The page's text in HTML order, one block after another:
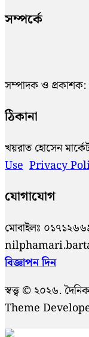
সম্পর্কে
সম্পাদক ও প্রকাশক:
ঠিকানা
খয়রাত হোসেন
Use Privacy
যোগাযোগ
মোবাইলঃ
বিজ্ঞাপন দিন
স্বত্ত্ব © ২০২৬. দৈনিক
Theme